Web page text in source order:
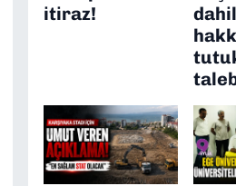
itiraz!